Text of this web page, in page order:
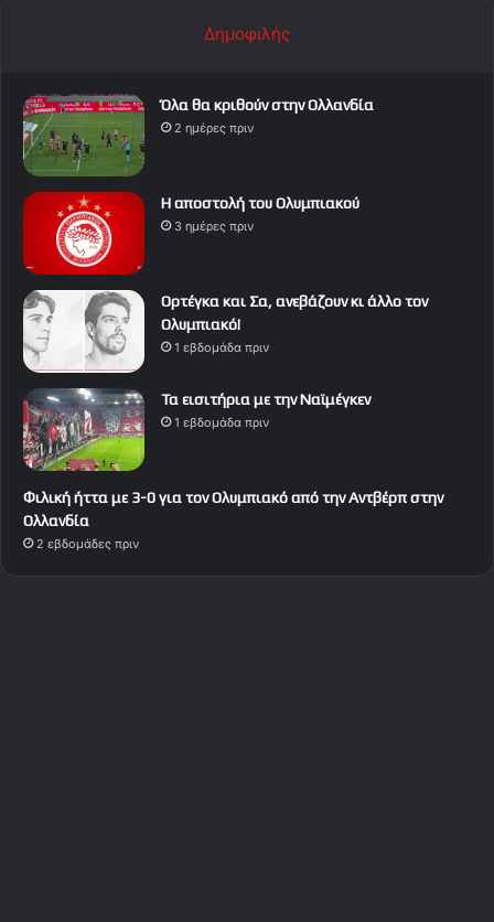
Δημοφιλής
Όλα θα κριθούν στην Ολλανδία
2 ημέρες πριν
Η αποστολή του Ολυμπιακού
3 ημέρες πριν
Ορτέγκα και Σα, ανεβάζουν κι άλλο τον
Ολυμπιακό!
1 εβδομάδα πριν
Τα εισιτήρια με την Ναϊμέγκεν
1 εβδομάδα πριν
Φιλική ήττα με 3-0 για τον Ολυμπιακό από την Αντβέρπ στην
Ολλανδία
2 εβδομάδες πριν